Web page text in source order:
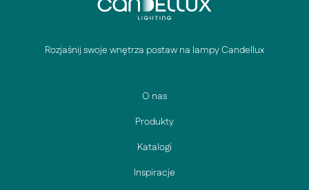
Rozjaśnij swoje wnętrza postaw na lampy Candellux
O nas
Produkty
Katalogi
Inspiracje